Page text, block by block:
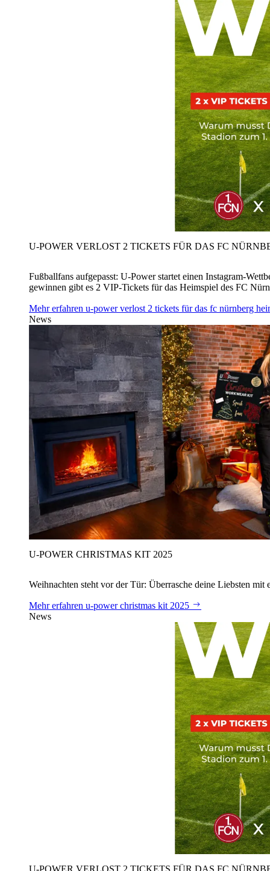
U‑POWER VERLOST 2 TICKETS FÜR DAS FC
Fußballfans aufgepasst: U‑Power startet einen Instagram-
gewinnen gibt es 2 VIP-Tickets für das Heimspiel des FC
Mehr erfahren u‑power verlost 2 tickets für das fc nürnberg
News
U‑POWER CHRISTMAS KIT 2025
Weihnachten steht vor der Tür: Überrasche deine Liebsten
Mehr erfahren u‑power christmas kit 2025
News
U‑POWER VERLOST 2 TICKETS FÜR DAS FC